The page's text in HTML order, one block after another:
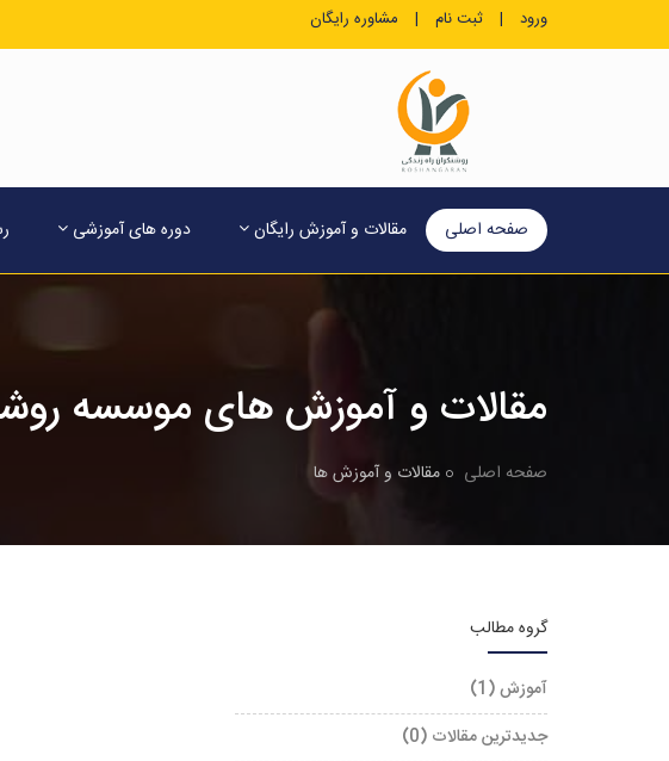
ورود | ثبت نام | مشاوره رایگان
صفحه اصلی مقالات و آموزش رایگان دوره های آموزشی
مقالات و آموزش های موسسه
صفحه اصلی مقالات و آموزش ها
گروه مطالب
آموزش (1)
جدیدترین مقالات (0)